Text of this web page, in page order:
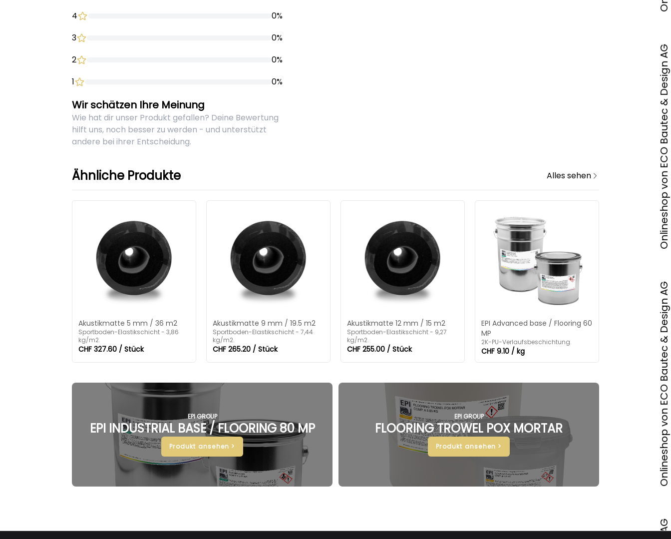
4
0%
3
0%
2
0%
1
0%
Wir schätzen Ihre Meinung
Wie hat dir unser Produkt gefallen? Deine Bewertung
hilft uns, noch besser zu werden - und unterstützt
andere bei ihrer Entscheidung.
Ähnliche Produkte Alles sehen
Akustikmatte 5 mm / 36 m2
Sportboden-Elastikschicht - 3,86
kg/m2.
CHF 327.60 / Stück
Akustikmatte 9 mm / 19.5 m2
Sportboden-Elastikschicht - 7,44
kg/m2.
CHF 265.20 / Stück
Akustikmatte 12 mm / 15 m2
Sportboden-Elastikschicht - 9,27
kg/m2.
CHF 255.00 / Stück
EPI Advanced base / Flooring 60
MP
2K-PU-Verlaufsbeschichtung.
CHF 9.10 / kg
EPI GROUP
EPI INDUSTRIAL BASE / FLOORING 80 MP
Produkt ansehen >
EPI GROUP
FLOORING TROWEL POX MORTAR
Produkt ansehen >
Onlineshop von ECO Bautec & Design AG
Onlineshop von ECO Bautec & Design AG